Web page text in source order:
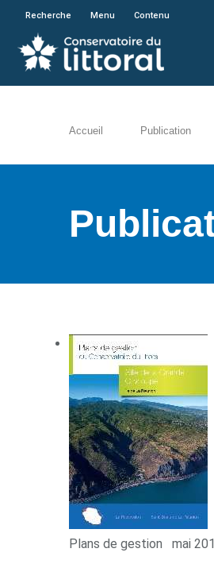
En
Recherche Menu Contenu
Accueil Publication
Plans de gestion mai